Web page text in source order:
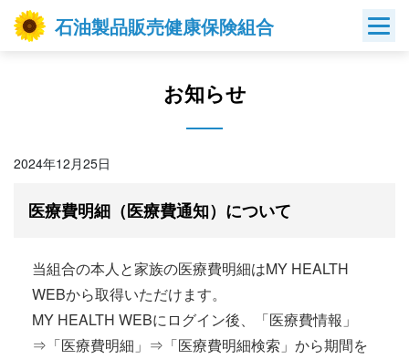
Skip
石油製品販売健康保険組合
お知らせ
2024年12月25日
医療費明細（医療費通知）について
当組合の本人と家族の医療費明細はMY HEALTH
WEBから取得いただけます。
MY HEALTH WEBにログイン後、「医療費情報」
⇒「医療費明細」⇒「医療費明細検索」から期間を